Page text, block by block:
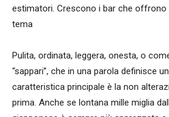
estimatori. Crescono i bar che offrono
tema
Pulita, ordinata, leggera, onesta, o
“sappari”, che in una parola definisce
caratteristica principale è la non
prima. Anche se lontana mille miglia